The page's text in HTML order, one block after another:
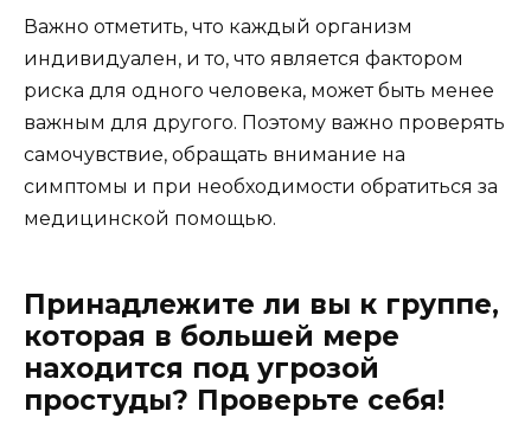
Важно отметить, что каждый организм
индивидуален, и то, что является фактором
риска для одного человека, может быть менее
важным для другого. Поэтому важно проверять
самочувствие, обращать внимание на
симптомы и при необходимости обратиться за
медицинской помощью.
Принадлежите ли вы к группе,
которая в большей мере
находится под угрозой
простуды? Проверьте себя!